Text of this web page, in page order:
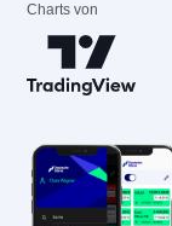
Charts von